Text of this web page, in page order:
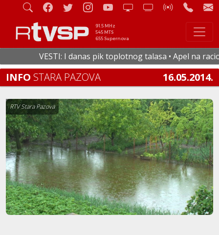
91.5 MHz
545 MTS
655 Supernova
VESTI: I danas pik toplotnog talasa • Apel na
INFO STARA PAZOVA 16.05.2014.
RTV Stara Pazova